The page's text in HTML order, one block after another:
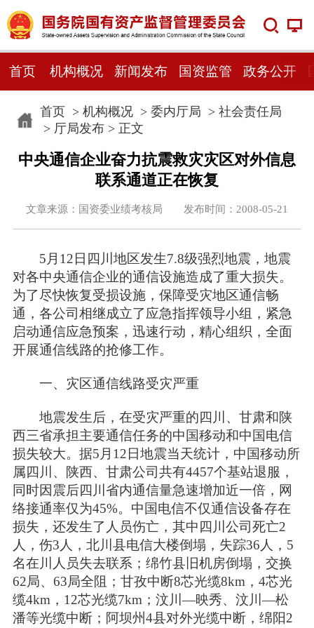
首页 机构概况 新闻发布 国资监管 政务公开
首页> 机构概况> 委内厅局 > 社会责任局
> 厅局发布> 正文
中央通信企业奋力抗震救灾灾区对外信息
联系通道正在恢复
文章来源：国资委业绩考核局 发布时间：2008-05-21
5月12日四川地区发生7.8级强烈地震，地震
对各中央通信企业的通信设施造成了重大损失。
为了尽快恢复受损设施，保障受灾地区通信畅
通，各公司相继成立了应急指挥领导小组，紧急
启动通信应急预案，迅速行动，精心组织，全面
开展通信线路的抢修工作。
一、灾区通信线路受灾严重
地震发生后，在受灾严重的四川、甘肃和陕
西三省承担主要通信任务的中国移动和中国电信
损失较大。据5月12日地震当天统计，中国移动所
属四川、陕西、甘肃公司共有4457个基站退服，
同时因震后四川省内通信量急速增加近一倍，网
络接通率仅为45%。中国电信不仅通信设备存在
损失，还发生了人员伤亡，其中四川公司死亡2
人，伤3人，北川县电信大楼倒塌，失踪36人，5
名在川人员失去联系；绵竹县旧机房倒塌，交换
62局、63局全阻；甘孜中断8芯光缆8km，4芯光
缆4km，12芯光缆7km；汶川—映秀、汶川—松
潘等光缆中断；阿坝州4县对外光缆中断，绵阳2